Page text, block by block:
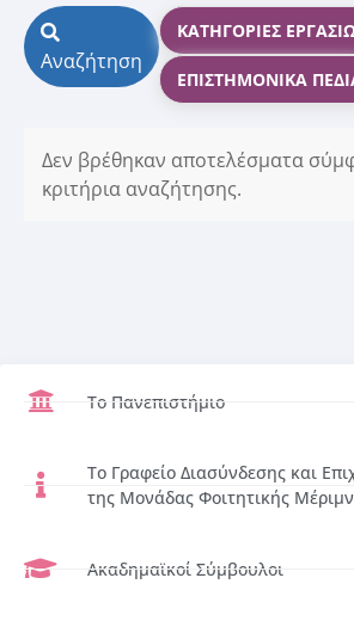
Αναζήτηση
ΚΑΤΗΓΟΡΊΕΣ
ΕΠΙΣΤΗΜΟΝΙΚΆ
Δεν βρέθηκαν αποτελέσματα
κριτήρια αναζήτησης.
Το Πανεπιστήμιο
Το Γραφείο Διασύνδεσης και
της Μονάδας Φοιτητικής
Ακαδημαϊκοί Σύμβουλοι